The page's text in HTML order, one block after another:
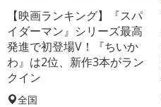
【映画ランキング】『スパ
イダーマン』シリーズ最高
発進で初登場V！『ちいか
わ』は2位、新作3本がラン
クイン
全国